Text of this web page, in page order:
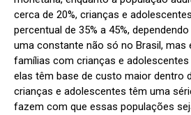
cerca de 20%, crianças e
percentual de 35% a 45%,
uma constante não só no Brasil, mas
famílias com crianças e
elas têm base de custo maior dentro
crianças e adolescentes têm uma
fazem com que essas populações